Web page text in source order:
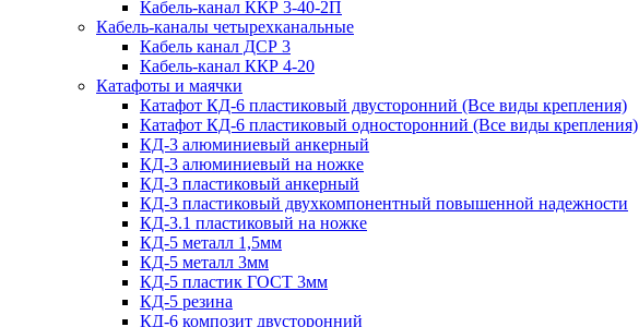
Кабель-канал ККР 3-40-2П
Кабель-каналы четырехканальные
Кабель канал ДСР 3
Кабель-канал ККР 4-20
Катафоты и маячки
Катафот КД-6 пластиковый двусторонний (Все виды крепления)
Катафот КД-6 пластиковый односторонний (Все виды крепления)
КД-3 алюминиевый анкерный
КД-3 алюминиевый на ножке
КД-3 пластиковый анкерный
КД-3 пластиковый двухкомпонентный повышенной надежности
КД-3.1 пластиковый на ножке
КД-5 металл 1,5мм
КД-5 металл 3мм
КД-5 пластик ГОСТ 3мм
КД-5 резина
КД-6 композит двусторонний